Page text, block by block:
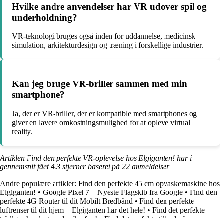
Hvilke andre anvendelser har VR udover spil og
underholdning?
VR-teknologi bruges også inden for uddannelse, medicinsk
simulation, arkitekturdesign og træning i forskellige industrier.
Kan jeg bruge VR-briller sammen med min
smartphone?
Ja, der er VR-briller, der er kompatible med smartphones og
giver en lavere omkostningsmulighed for at opleve virtual
reality.
Artiklen Find den perfekte VR-oplevelse hos Elgiganten! har i
gennemsnit fået4.3 stjerner baseret på 22 anmeldelser
Andre populære artikler: Find den perfekte 45 cm opvaskemaskine hos
Elgiganten! • Google Pixel 7 – Nyeste Flagskib fra Google • Find den
perfekte 4G Router til dit Mobilt Bredbånd • Find den perfekte
luftrenser til dit hjem – Elgiganten har det hele! • Find det perfekte